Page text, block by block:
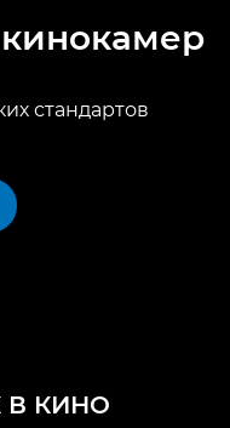
стандартов
В КИНО